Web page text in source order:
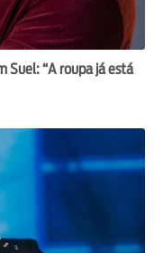
Suel: “A roupa já está